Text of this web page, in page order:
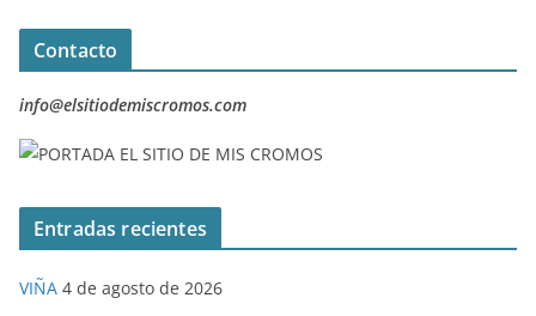
Contacto
info@elsitiodemiscromos.com
Entradas recientes
VIÑA 4 de agosto de 2026